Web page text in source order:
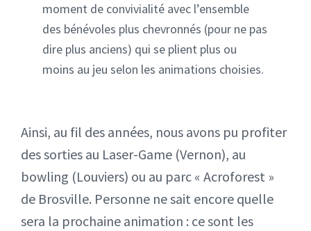
moment de convivialité avec l’ensemble
des bénévoles plus chevronnés (pour ne pas
dire plus anciens) qui se plient plus ou
moins au jeu selon les animations choisies.
Ainsi, au fil des années, nous avons pu profiter
des sorties au Laser-Game (Vernon), au
bowling (Louviers) ou au parc « Acroforest »
de Brosville. Personne ne sait encore quelle
sera la prochaine animation : ce sont les